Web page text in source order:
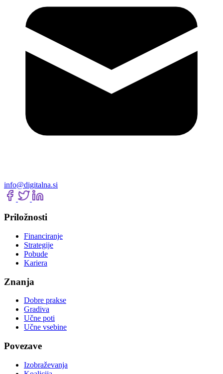
info@digitalna.si
Priložnosti
Financiranje
Strategije
Pobude
Kariera
Znanja
Dobre prakse
Gradiva
Učne poti
Učne vsebine
Povezave
Izobraževanja